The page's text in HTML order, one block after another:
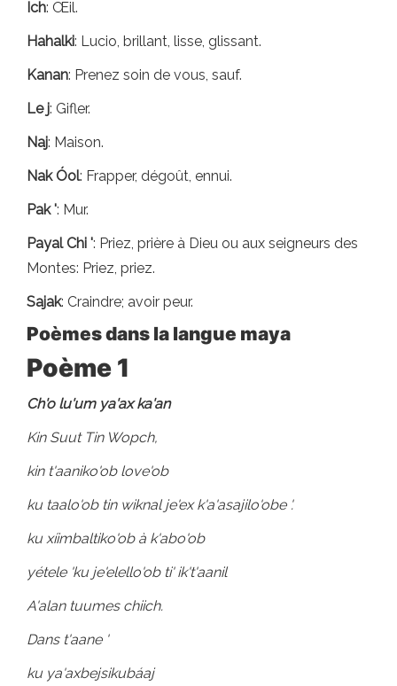
Ich: Œil.
Hahalki: Lucio, brillant, lisse, glissant.
Kanan: Prenez soin de vous, sauf.
Le j: Gifler.
Naj: Maison.
Nak Óol: Frapper, dégoût, ennui.
Pak ': Mur.
Payal Chi ': Priez, prière à Dieu ou aux seigneurs des
Montes: Priez, priez.
Sajak: Craindre; avoir peur.
Poèmes dans la langue maya
Poème 1
Ch'o lu'um ya'ax ka'an
Kin Suut Tin Wopch,
kin t'aaniko'ob love'ob
ku taalo'ob tin wiknal je'ex k'a'asajilo'obe '.
ku xíimbaltiko'ob à k'abo'ob
yétele 'ku je'elello'ob ti' ik't'aanil
A'alan tuumes chiich.
Dans t'aane '
ku ya'axbejsikubáaj